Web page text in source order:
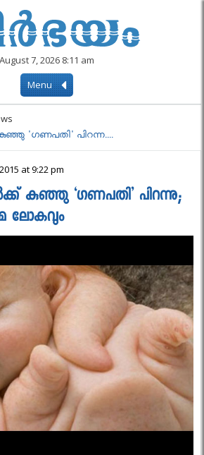
August 7, 2026 8:11 am
Menu
'ഗണപതി' പിറന്ന....
at 9:22 pm
കുഞ്ഞു ‘ഗണപതി’ പിറന്നു;
ലോകവും